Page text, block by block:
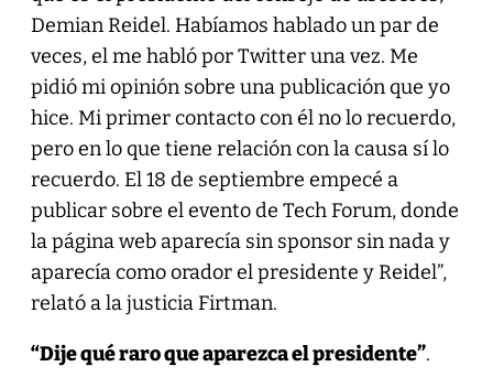
Demian Reidel. Habíamos hablado un par de
veces, el me habló por Twitter una vez. Me
pidió mi opinión sobre una publicación que yo
hice. Mi primer contacto con él no lo recuerdo,
pero en lo que tiene relación con la causa sí lo
recuerdo. El 18 de septiembre empecé a
publicar sobre el evento de Tech Forum, donde
la página web aparecía sin sponsor sin nada y
aparecía como orador el presidente y Reidel”,
relató a la justicia Firtman.
“Dije qué raro que aparezca el presidente”.